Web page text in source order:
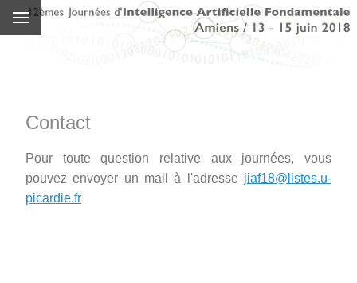
Contact
Pour toute question relative aux journées, vous
pouvez envoyer un mail à l'adresse jiaf18@listes.u-
picardie.fr